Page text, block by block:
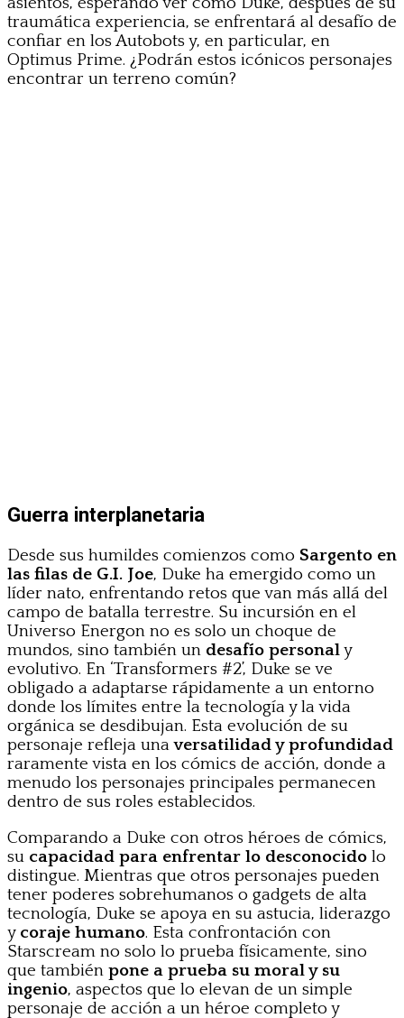
traumática experiencia, se enfrentará al desafío de
confiar en los Autobots y, en particular, en
Optimus Prime. ¿Podrán estos icónicos personajes
encontrar un terreno común?
Guerra interplanetaria
Desde sus humildes comienzos como Sargento en
las filas de G.I. Joe, Duke ha emergido como un
líder nato, enfrentando retos que van más allá del
campo de batalla terrestre. Su incursión en el
Universo Energon no es solo un choque de
mundos, sino también un desafío personaly
evolutivo. En ‘Transformers #2’, Duke se ve
obligado a adaptarse rápidamente a un entorno
donde los límites entre la tecnología y la vida
orgánica se desdibujan. Esta evolución de su
personaje refleja unaversatilidad y profundidad
raramente vista en los cómics de acción, donde a
menudo los personajes principales permanecen
dentro de sus roles establecidos.
Comparando a Duke con otros héroes de cómics,
su capacidad para enfrentar lo desconocido lo
distingue. Mientras que otros personajes pueden
tener poderes sobrehumanos o gadgets de alta
tecnología, Duke se apoya en su astucia, liderazgo
y coraje humano. Esta confrontación con
Starscream no solo lo prueba físicamente, sino
que también pone a prueba su moral y su
ingenio, aspectos que lo elevan de un simple
personaje de acción a un héroe completo y